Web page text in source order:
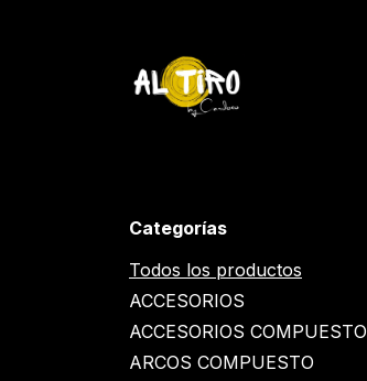
Categorías
Todos los productos
ACCESORIOS
ACCESORIOS COMPUESTO
ARCOS COMPUESTO